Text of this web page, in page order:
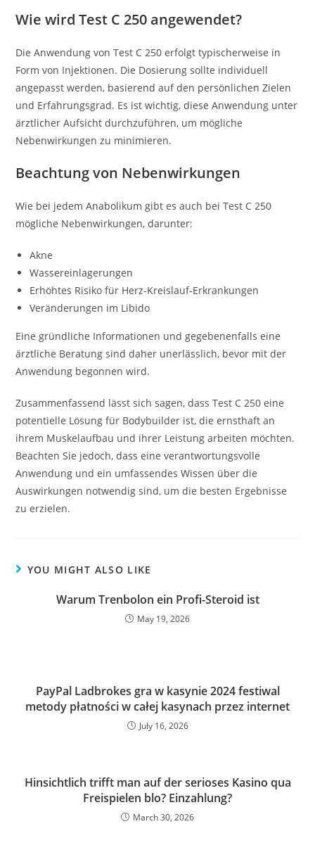
Wie wird Test C 250 angewendet?
Die Anwendung von Test C 250 erfolgt typischerweise in
Form von Injektionen. Die Dosierung sollte individuell
angepasst werden, basierend auf den persönlichen Zielen
und Erfahrungsgrad. Es ist wichtig, diese Anwendung unter
ärztlicher Aufsicht durchzuführen, um mögliche
Nebenwirkungen zu minimieren.
Beachtung von Nebenwirkungen
Wie bei jedem Anabolikum gibt es auch bei Test C 250
mögliche Nebenwirkungen, darunter:
Akne
Wassereinlagerungen
Erhöhtes Risiko für Herz-Kreislauf-Erkrankungen
Veränderungen im Libido
Eine gründliche Informationen und gegebenenfalls eine
ärztliche Beratung sind daher unerlässlich, bevor mit der
Anwendung begonnen wird.
Zusammenfassend lässt sich sagen, dass Test C 250 eine
potentielle Lösung für Bodybuilder ist, die ernsthaft an
ihrem Muskelaufbau und ihrer Leistung arbeiten möchten.
Beachten Sie jedoch, dass eine verantwortungsvolle
Anwendung und ein umfassendes Wissen über die
Auswirkungen notwendig sind, um die besten Ergebnisse
zu erzielen.
YOU MIGHT ALSO LIKE
Warum Trenbolon ein Profi-Steroid ist
May 19, 2026
PayPal Ladbrokes gra w kasynie 2024 festiwal
metody płatności w całej kasynach przez internet
July 16, 2026
Hinsichtlich trifft man auf der serioses Kasino qua
Freispielen blo? Einzahlung?
March 30, 2026